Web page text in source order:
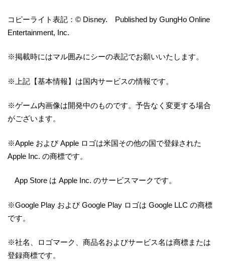
コピーライト表記：© Disney. Published by GungHo Online
Entertainment, Inc.
※掲載時にはマル囲みにシーの表記でお願いいたします。
※上記【基本情報】は国内サービスの情報です。
※ゲーム内画像は開発中のものです。予告なく変更する場合
がございます。
※Apple および Apple ロゴは米国その他の国で登録された
Apple Inc. の商標です。
App Store は Apple Inc. のサービスマークです。
※Google Play および Google Play ロゴは Google LLC の商標
です。
※社名、ロゴマーク、商品名およびサービス名は商標または
登録商標です。